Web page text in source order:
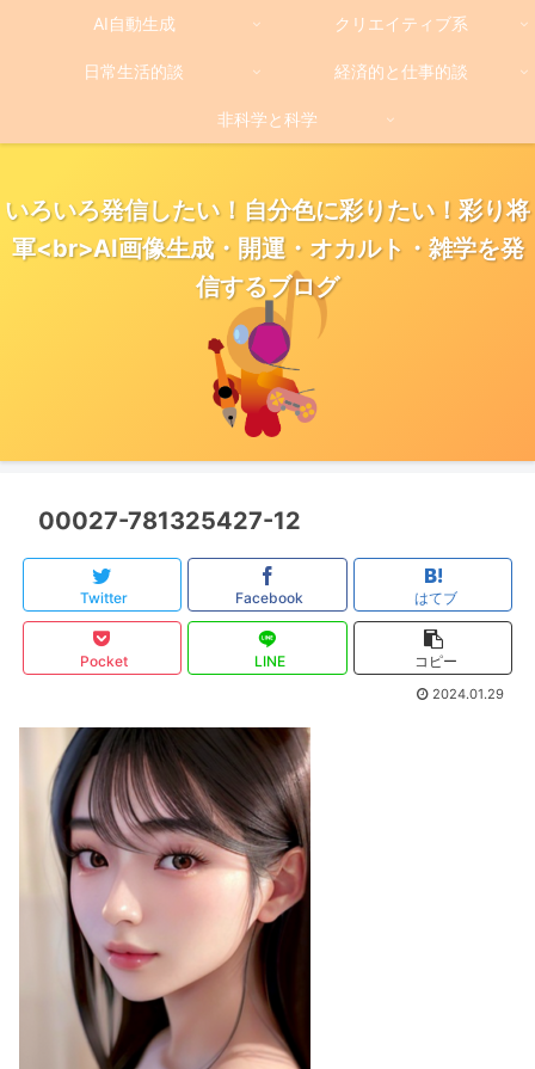
いろいろ発信したい！自分色に彩りたい！彩り将
軍<br>AI画像生成・開運・オカルト・雑学を発
信するブログ
AI自動生成 クリエイティブ系
日常生活的談 経済的と仕事的談
非科学と科学
00027-781325427-12
Twitter Facebook はてブ
Pocket LINE コピー
2024.01.29